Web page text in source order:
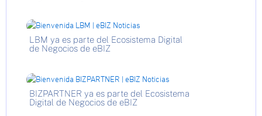
LBM ya es parte del Ecosistema Digital
de Negocios de eBIZ
BIZPARTNER ya es parte del Ecosistema
Digital de Negocios de eBIZ